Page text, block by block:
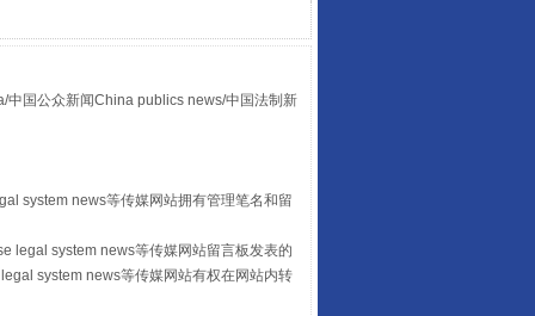
中国公众新闻China publics news/中国法制新
system news等传媒网站拥有管理笔名和留
legal system news等传媒网站留言板发表的
system news等传媒网站有权在网站内转